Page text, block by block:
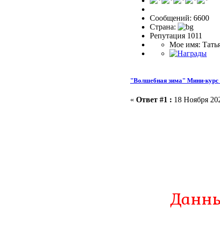
Сообщений: 6600
Страна:
Репутация 1011
Мое имя:
"Волшебная зима" Мини-курс
« Ответ #1 : 18 Ноября